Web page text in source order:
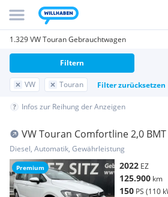
1.329 VW Touran Gebrauchtwagen
VW Touran Filter zurücksetzen
Filtern
Infos zur Reihung der Anzeigen
Premium
VW Touran Comfortline 2,0 BMT
NAVI PRO
Diesel, Automatik, Gewährleistung
2022 EZ
125.900 km
150 PS (110